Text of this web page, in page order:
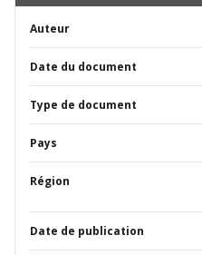
Auteur
Date du document
Type de document
Pays
Région
Date de publication